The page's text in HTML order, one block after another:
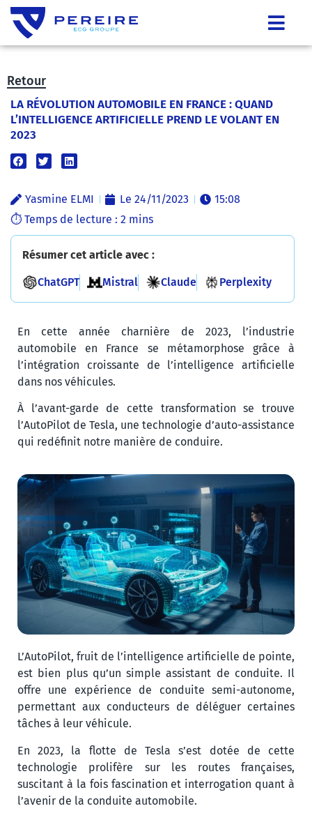
Retour
LA RÉVOLUTION AUTOMOBILE EN FRANCE : QUAND
L’INTELLIGENCE ARTIFICIELLE PREND LE VOLANT EN
2023
Yasmine ELMI Le 24/11/2023 15:08
Résumer cet article avec :
ChatGPT Mistral Claude Perplexity
En cette année charnière de 2023, l’industrie
automobile en France se métamorphose grâce à
l’intégration croissante de l’intelligence artificielle
dans nos véhicules.
À l’avant-garde de cette transformation se trouve
l’AutoPilot de Tesla, une technologie d’auto-assistance
qui redéfinit notre manière de conduire.
L’AutoPilot, fruit de l’intelligence artificielle de pointe,
est bien plus qu’un simple assistant de conduite. Il
offre une expérience de conduite semi-autonome,
permettant aux conducteurs de déléguer certaines
tâches à leur véhicule.
En 2023, la flotte de Tesla s’est dotée de cette
technologie prolifère sur les routes françaises,
suscitant à la fois fascination et interrogation quant à
l’avenir de la conduite automobile.